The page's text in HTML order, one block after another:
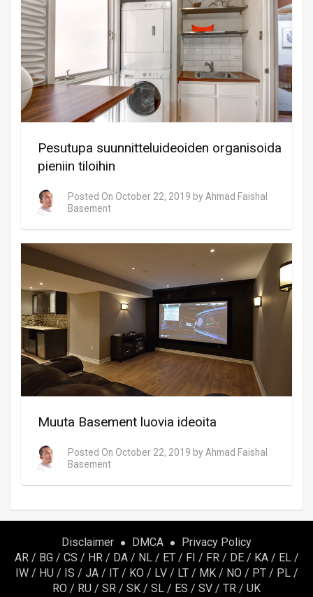
Pesutupa suunnitteluideoiden organisoida
pieniin tiloihin
Posted On October 22, 2019 by Ahmad Faishal
Basement
Muuta Basement luovia ideoita
Posted On October 22, 2019 by Ahmad Faishal
Basement
Disclaimer DMCA
Privacy Policy
AR/ BG/ CS / HR/ DA/ NL/ ET/ FI / FR/ DE/ KA/ EL/
IW/ HU/ IS / JA/ IT/ KO / LV/ LT/ MK/ NO / PT/ PL/
RO / RU / SR / SK / SL / ES / SV / TR / UK